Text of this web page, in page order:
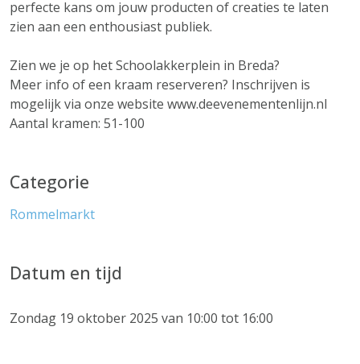
perfecte kans om jouw producten of creaties te laten
zien aan een enthousiast publiek.
Zien we je op het Schoolakkerplein in Breda?
Meer info of een kraam reserveren? Inschrijven is
mogelijk via onze website www.deevenementenlijn.nl
Aantal kramen: 51-100
Categorie
Rommelmarkt
Datum en tijd
Zondag 19 oktober 2025 van 10:00 tot 16:00